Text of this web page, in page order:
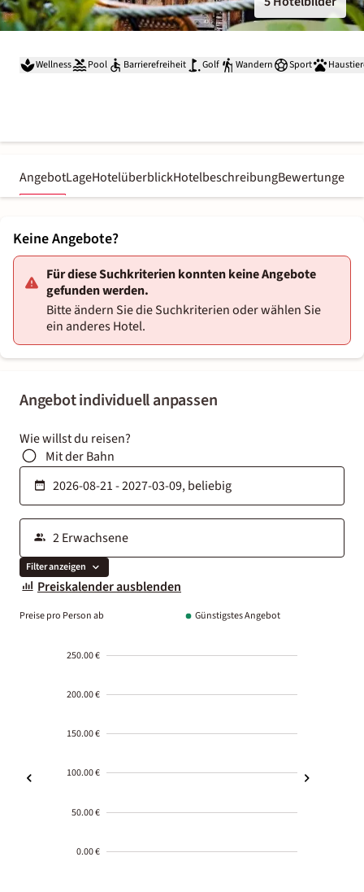
Wellness Pool Barrierefreiheit Golf Wandern Sport
AngebotLageHotelüberblickHotelbeschreibungBewertungen
Angebot individuell anpassen
Wie willst du reisen?
Mit der Bahn
Filter anzeigen
Preiskalender ausblenden
Preise pro Person ab Günstigstes Angebot
250.00 €
200.00 €
150.00 €
100.00 €
50.00 €
0.00 €
Keine Angebote?
Für diese Suchkriterien konnten keine Angebote
gefunden werden.
Bitte ändern Sie die Suchkriterien oder wählen Sie
ein anderes Hotel.